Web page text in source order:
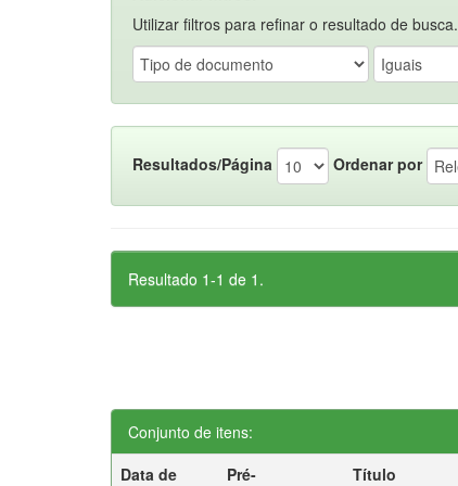
Utilizar filtros para refinar o resultado de busca.
Resultados/Página Ordenar por
Resultado 1-1 de 1.
Conjunto de itens:
Data de
Pré-
Título